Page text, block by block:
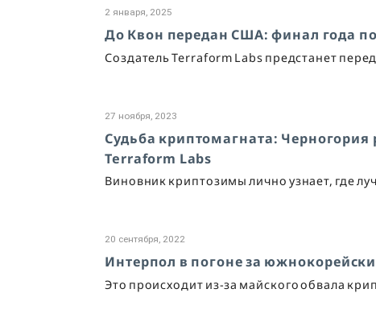
2 января, 2025
До Квон передан США: финал года
Создатель Terraform Labs предстанет
27 ноября, 2023
Судьба криптомагната: Черногория
Terraform Labs
Виновник криптозимы лично узнает, где
20 сентября, 2022
Интерпол в погоне за
Это происходит из-за майского обвала